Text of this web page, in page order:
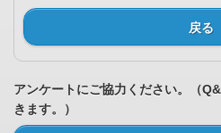
戻る
アンケートにご協力ください。（
きます。）